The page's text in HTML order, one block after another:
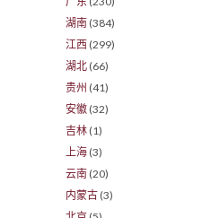
湖南 (384)
江西 (299)
湖北 (66)
贵州 (41)
安徽 (32)
吉林 (1)
上海 (3)
云南 (20)
内蒙古 (3)